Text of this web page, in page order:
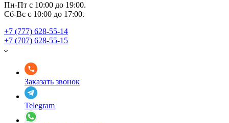
Пн-Пт с 10:00 до 19:00.
Сб-Вс с 10:00 до 17:00.
+7 (777) 628-55-14
+7 (707) 628-55-15
Заказать звонок
Telegram